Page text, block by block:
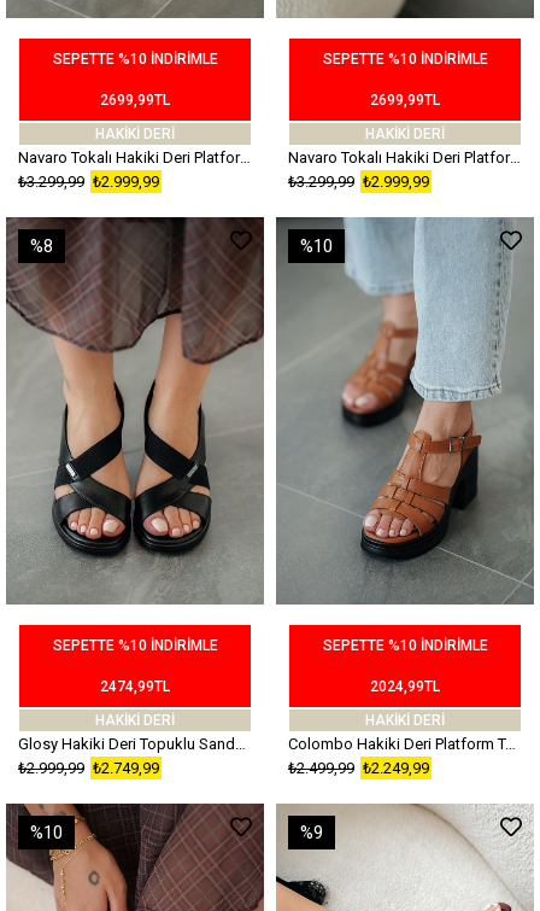
SEPETTE %10 İNDİRİMLE
2699,99TL
HAKİKİ DERİ
Navaro Tokalı Hakiki Deri Platform Topuklu Ayakkabı Kahverengi
₺2.999,99
₺3.299,99
SEPETTE %10 İNDİRİMLE
2699,99TL
HAKİKİ DERİ
Navaro Tokalı Hakiki Deri Platform Topuklu Ayakkabı Siyah
₺2.999,99
₺3.299,99
SEPETTE %10 İNDİRİMLE
2474,99TL
HAKİKİ DERİ
Glosy Hakiki Deri Topuklu Sandalet Siyah
₺2.749,99
₺2.999,99
%8
SEPETTE %10 İNDİRİMLE
2024,99TL
HAKİKİ DERİ
Colombo Hakiki Deri Platform Topuklu Sandalet Taba
₺2.249,99
₺2.499,99
%10
%10 %9